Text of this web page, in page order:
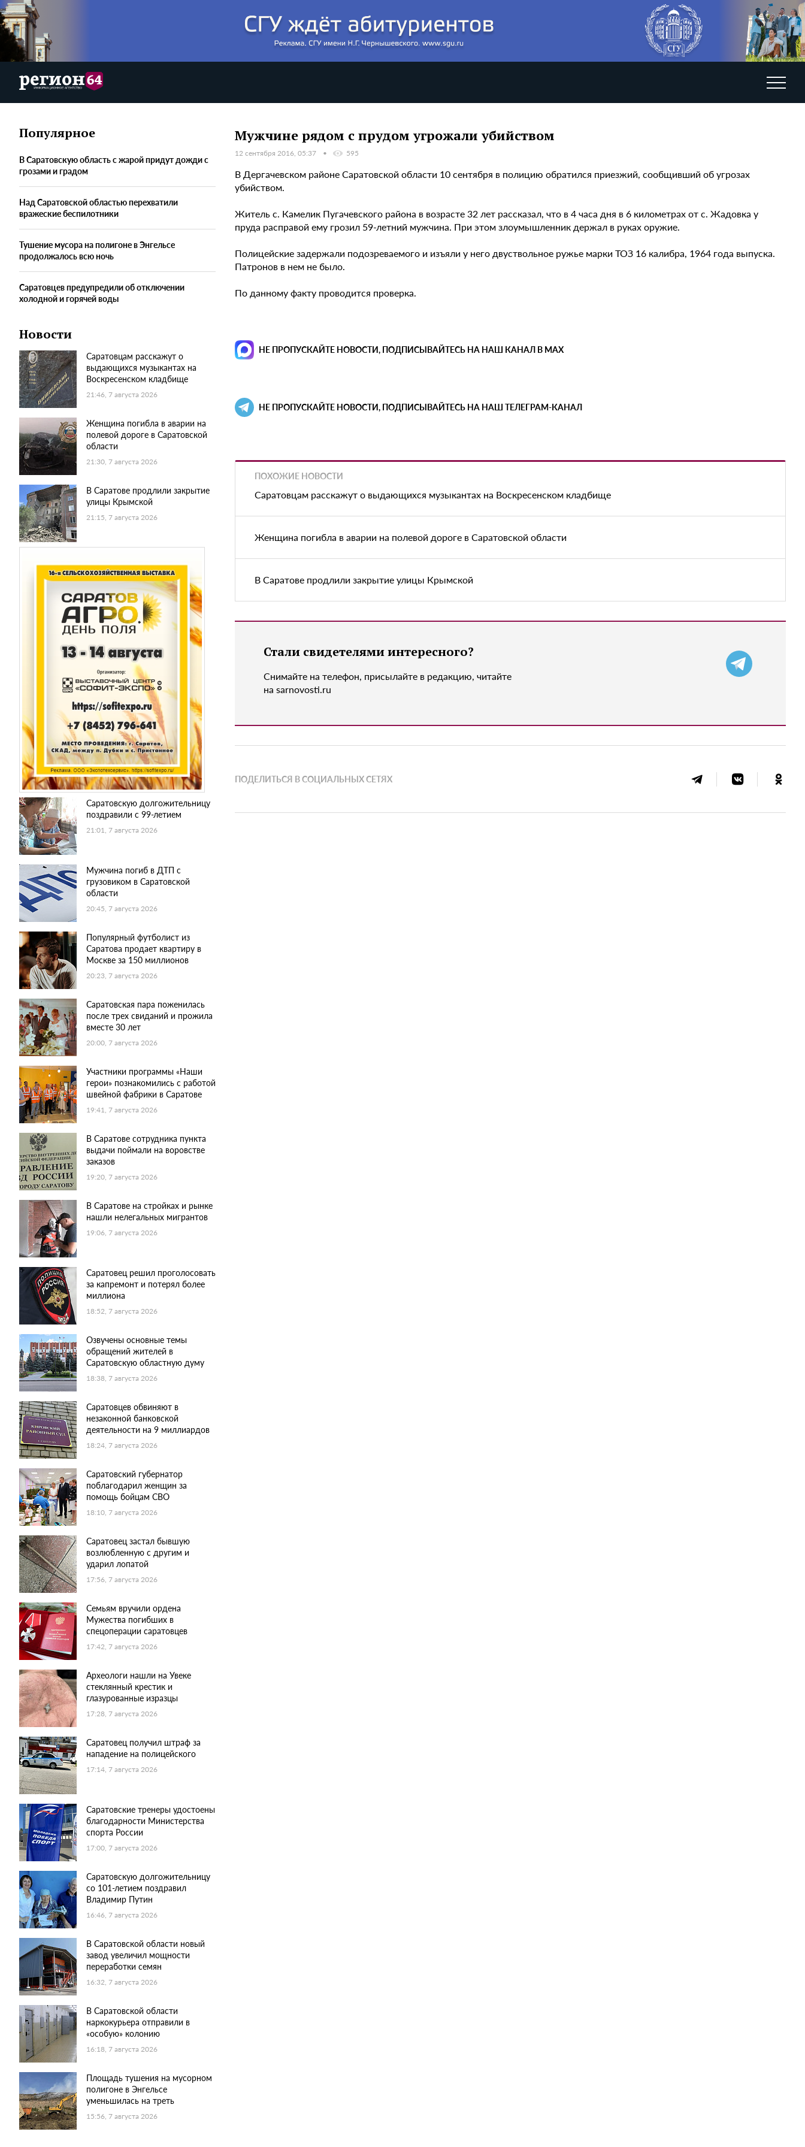
Популярное
В Саратовскую область с жарой придут дожди с
грозами и градом
Над Саратовской областью перехватили
вражеские беспилотники
Тушение мусора на полигоне в Энгельсе
продолжалось всю ночь
Саратовцев предупредили об отключении
холодной и горячей воды
Новости
Саратовцам расскажут о
выдающихся музыкантах на
Воскресенском кладбище
21:46, 7 августа 2026
Женщина погибла в аварии на
полевой дороге в Саратовской
области
21:30, 7 августа 2026
В Саратове продлили закрытие
улицы Крымской
21:15, 7 августа 2026
Саратовскую долгожительницу
поздравили с 99-летием
21:01, 7 августа 2026
Мужчина погиб в ДТП с
грузовиком в Саратовской
области
20:45, 7 августа 2026
Популярный футболист из
Саратова продает квартиру в
Москве за 150 миллионов
20:23, 7 августа 2026
Саратовская пара поженилась
после трех свиданий и прожила
вместе 30 лет
20:00, 7 августа 2026
Участники программы «Наши
герои» познакомились с работой
швейной фабрики в Саратове
19:41, 7 августа 2026
В Саратове сотрудника пункта
выдачи поймали на воровстве
заказов
19:20, 7 августа 2026
В Саратове на стройках и рынке
нашли нелегальных мигрантов
19:06, 7 августа 2026
Саратовец решил проголосовать
за капремонт и потерял более
миллиона
18:52, 7 августа 2026
Озвучены основные темы
обращений жителей в
Саратовскую областную думу
18:38, 7 августа 2026
Саратовцев обвиняют в
незаконной банковской
деятельности на 9 миллиардов
18:24, 7 августа 2026
Саратовский губернатор
поблагодарил женщин за
помощь бойцам СВО
18:10, 7 августа 2026
Саратовец застал бывшую
возлюбленную с другим и
ударил лопатой
17:56, 7 августа 2026
Семьям вручили ордена
Мужества погибших в
спецоперации саратовцев
17:42, 7 августа 2026
Археологи нашли на Увеке
стеклянный крестик и
глазурованные изразцы
17:28, 7 августа 2026
Саратовец получил штраф за
нападение на полицейского
17:14, 7 августа 2026
Саратовские тренеры удостоены
благодарности Министерства
спорта России
17:00, 7 августа 2026
Саратовскую долгожительницу
со 101-летием поздравил
Владимир Путин
16:46, 7 августа 2026
В Саратовской области новый
завод увеличил мощности
переработки семян
16:32, 7 августа 2026
В Саратовской области
наркокурьера отправили в
«особую» колонию
16:18, 7 августа 2026
Площадь тушения на мусорном
полигоне в Энгельсе
уменьшилась на треть
15:56, 7 августа 2026
Мужчине рядом с прудом угрожали убийством
12 сентября 2016, 05:37 595
В Дергачевском районе Саратовской области 10 сентября в полицию обратился приезжий, сообщивший об угрозах
убийством.
Житель с. Камелик Пугачевского района в возрасте 32 лет рассказал, что в 4 часа дня в 6 километрах от с. Жадовка у
пруда расправой ему грозил 59-летний мужчина. При этом злоумышленник держал в руках оружие.
Полицейские задержали подозреваемого и изъяли у него двуствольное ружье марки ТОЗ 16 калибра, 1964 года выпуска.
Патронов в нем не было.
По данному факту проводится проверка.
НЕ ПРОПУСКАЙТЕ НОВОСТИ, ПОДПИСЫВАЙТЕСЬ НА НАШ КАНАЛ В MAX
НЕ ПРОПУСКАЙТЕ НОВОСТИ, ПОДПИСЫВАЙТЕСЬ НА НАШ ТЕЛЕГРАМ-КАНАЛ
ПОХОЖИЕ НОВОСТИ
Саратовцам расскажут о выдающихся музыкантах на Воскресенском кладбище
Женщина погибла в аварии на полевой дороге в Саратовской области
В Саратове продлили закрытие улицы Крымской
Стали свидетелями интересного?
Снимайте на телефон, присылайте в редакцию, читайте
на sarnovosti.ru
ПОДЕЛИТЬСЯ В СОЦИАЛЬНЫХ СЕТЯХ